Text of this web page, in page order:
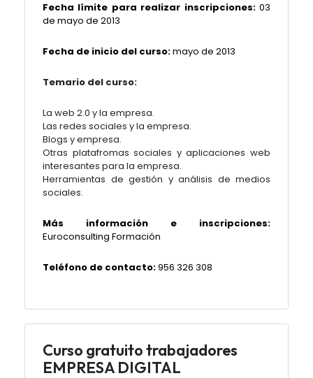
Fecha límite para realizar inscripciones:03
de mayo de 2013
Fecha de inicio del curso:mayo de 2013
Temario del curso:
La web 2.0 y la empresa.
Las redes sociales y la empresa.
Blogs y empresa.
Otras platafromas sociales y aplicaciones web
interesantes para la empresa.
Herramientas de gestión y análisis de medios
sociales.
Más información e inscripciones:
Euroconsulting Formación
Teléfono de contacto:956 326 308
Curso gratuito trabajadores
EMPRESA DIGITAL